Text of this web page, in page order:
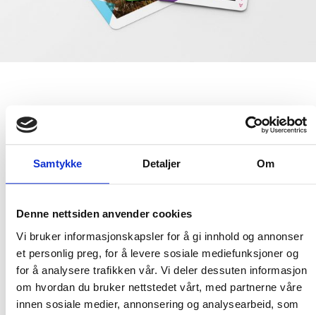
Samtykke Detaljer Om
Denne nettsiden anvender cookies
Vi bruker informasjonskapsler for å gi innhold og annonser
et personlig preg, for å levere sosiale mediefunksjoner og
for å analysere trafikken vår. Vi deler dessuten informasjon
om hvordan du bruker nettstedet vårt, med partnerne våre
innen sosiale medier, annonsering og analysearbeid, som